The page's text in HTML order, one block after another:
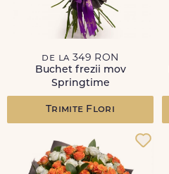
de la 349 RON
Buchet frezii mov
Springtime
Trimite Flori